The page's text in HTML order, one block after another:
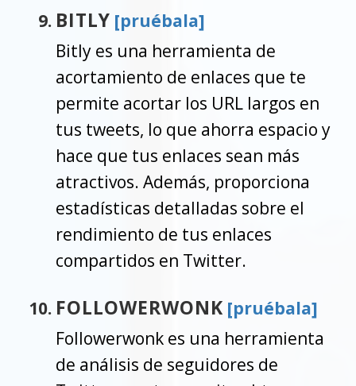
BITLY [pruébala]
Bitly es una herramienta de
acortamiento de enlaces que te
permite acortar los URL largos en
tus tweets, lo que ahorra espacio y
hace que tus enlaces sean más
atractivos. Además, proporciona
estadísticas detalladas sobre el
rendimiento de tus enlaces
compartidos en Twitter.
FOLLOWERWONK [pruébala]
Followerwonk es una herramienta
de análisis de seguidores de